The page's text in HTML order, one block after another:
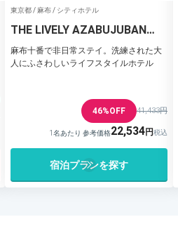
東京都 / 麻布 / シティホテル
THE LIVELY AZABUJUBAN
TOKYO
麻布十番で非日常ステイ。洗練された大
人にふさわしいライフスタイルホテル
46%OFF 41,433円
1名あたり 参考価格22,534
宿泊プランを探す